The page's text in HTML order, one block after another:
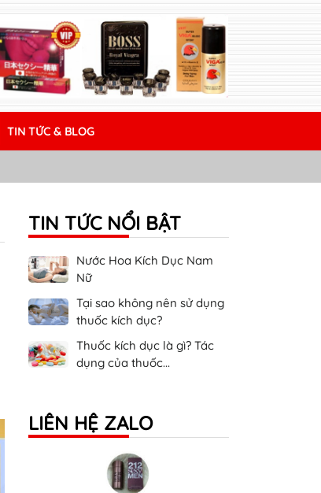
TIN TỨC & BLOG
TIN TỨC NỔI BẬT
Nước Hoa Kích Dục Nam
Nữ
Tại sao không nên sử dụng
thuốc kích dục?
Thuốc kích dục là gì? Tác
dụng của thuốc...
LIÊN HỆ ZALO